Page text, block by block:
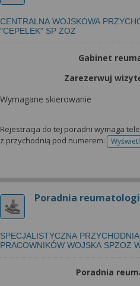
CENTRALNA WOJSKOWA
"CEPELEK" SP ZOZ
Gabinet
Zarezerwuj
Wymagane skierowanie
Rejestracja do tej poradni wymaga
z przychodnią pod numerem:
Poradnia
SPECJALISTYCZNA
PRACOWNIKÓW WOJSKA SPZOZ
Poradnia